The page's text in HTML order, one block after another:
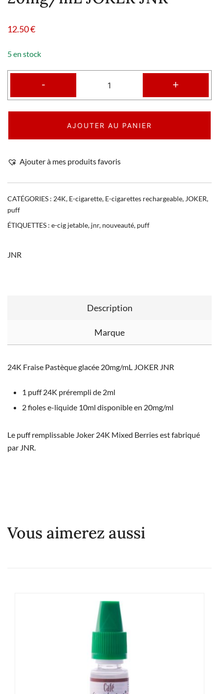
12.50€
5 en stock
- +
AJOUTER AU PANIER
Ajouter à mes produits favoris
CATÉGORIES : 24K, E-cigarette, E-cigarettes rechargeable, JOKER,
puff
ÉTIQUETTES : e-cig jetable, jnr, nouveauté, puff
JNR
Description
Marque
24K Fraise Pastèque glacée 20mg/mL JOKER JNR
1 puff 24K prérempli de 2ml
2 fioles e-liquide 10ml disponible en 20mg/ml
Le puff remplissable Joker 24K Mixed Berries est fabriqué
par JNR.
Vous aimerez aussi